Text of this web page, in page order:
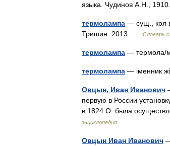
языка. Чудинов А.Н.,
термолампа — сущ., кол
Тришин. 2013 …
Словарь
термолампа —
термолампа — іменник
Овцын, Иван Иванович
первую в России
в 1824 О. была
энциклопедия
Овцын Иван Иванович